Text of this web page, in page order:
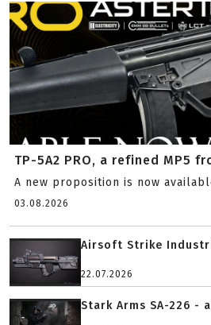
TP-5A2 PRO, a refined MP5
A new proposition is now
03.08.2026
Airsoft Strike
22.07.2026
Stark Arms SA-226